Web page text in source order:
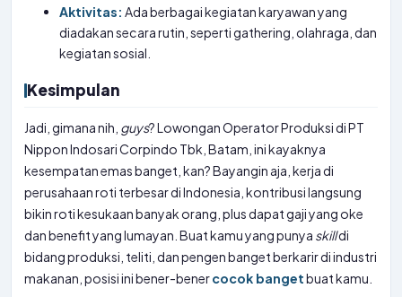
Aktivitas: Ada berbagai kegiatan karyawan yang
diadakan secara rutin, seperti gathering, olahraga, dan
kegiatan sosial.
Kesimpulan
Jadi, gimana nih, guys? Lowongan Operator Produksi di PT
Nippon Indosari Corpindo Tbk, Batam, ini kayaknya
kesempatan emas banget, kan? Bayangin aja, kerja di
perusahaan roti terbesar di Indonesia, kontribusi langsung
bikin roti kesukaan banyak orang, plus dapat gaji yang oke
dan benefit yang lumayan. Buat kamu yang punya skilldi
bidang produksi, teliti, dan pengen banget berkarir di industri
makanan, posisi ini bener-benercocok bangetbuat kamu.